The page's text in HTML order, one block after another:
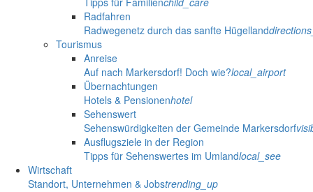
Radfahren
Radwegenetz durch das sanfte Hügelland
Tourismus
Anreise
Auf nach Markersdorf! Doch wie?local_airport
Übernachtungen
Hotels & Pensionenhotel
Sehenswert
Sehenswürdigkeiten der Gemeinde Markersdorf
Ausflugsziele in der Region
Tipps für Sehenswertes im Umlandlocal_see
Wirtschaft
Standort, Unternehmen & Jobstrending_up